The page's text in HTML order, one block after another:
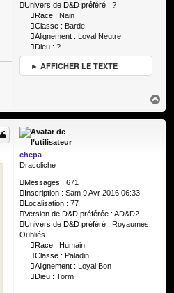
Univers de D&D préféré : ?
Race : Nain
Classe : Barde
Alignement : Loyal Neutre
Dieu : ?
► AFFICHER LE TEXTE
a
u
chepa
Dracoliche
Messages : 671
Inscription : Sam 9 Avr 2016 06:33
Localisation : 77
Version de D&D préférée : AD&D2
Univers de D&D préféré : Royaumes
Oubliés
Race : Humain
Classe : Paladin
Alignement : Loyal Bon
Dieu : Torm